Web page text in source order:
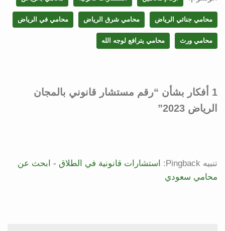
محامي جنائي الرياض محامي شرق الرياض محامي في الرياض
محامي ورث محامي يترافع لوجه الله
1 أفكار بشأن “رقم مستشار قانوني بالمجان
الرياض 2023”
تنبيه Pingback:
استشارات قانونية في الطلاق - ابحث عن
محامي سعودي